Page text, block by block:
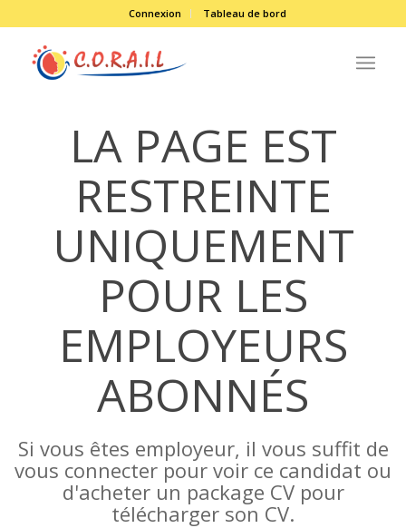
Connexion Tableau de bord
LA PAGE EST
RESTREINTE
UNIQUEMENT
POUR LES
EMPLOYEURS
ABONNÉS
Si vous êtes employeur, il vous suffit de
vous connecter pour voir ce candidat ou
d'acheter un package CV pour
télécharger son CV.